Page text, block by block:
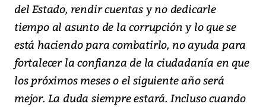
del Estado, rendir cuentas y no dedicarle
tiempo al asunto de la corrupción y lo que se
está haciendo para combatirlo, no ayuda para
fortalecer la confianza de la ciudadanía en que
los próximos meses o el siguiente año será
mejor. La duda siempre estará. Incluso cuando